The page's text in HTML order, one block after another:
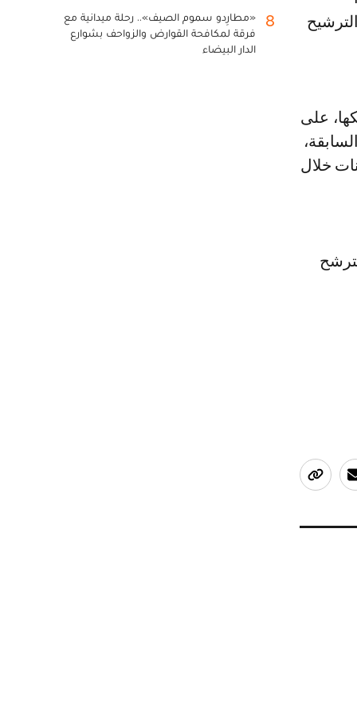
على
خلال
8
«مطارِدو سموم الصيف».. رحلة ميدانية مع
فرقة لمكافحة القوارض والزواحف بشوارع
الدار البيضاء